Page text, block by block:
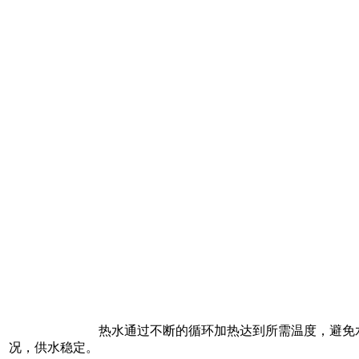
热水通过不断的循环加热达到所需温度，避免水温
况，供水稳定。